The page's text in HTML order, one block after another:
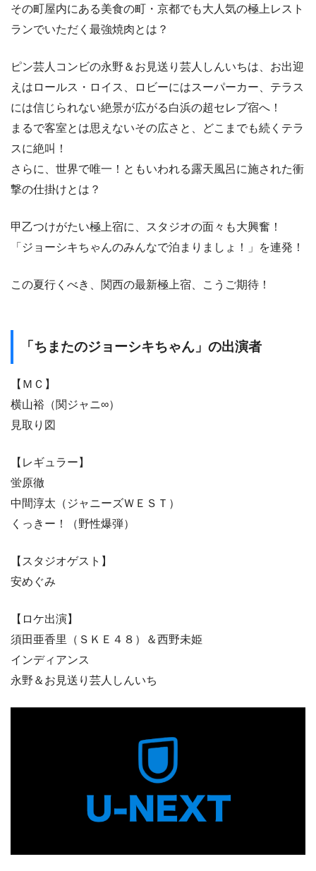
その町屋内にある美食の町・京都でも大人気の極上レスト
ランでいただく最強焼肉とは？
ピン芸人コンビの永野＆お見送り芸人しんいちは、お出迎
えはロールス・ロイス、ロビーにはスーパーカー、テラス
には信じられない絶景が広がる白浜の超セレブ宿へ！
まるで客室とは思えないその広さと、どこまでも続くテラ
スに絶叫！
さらに、世界で唯一！ともいわれる露天風呂に施された衝
撃の仕掛けとは？
甲乙つけがたい極上宿に、スタジオの面々も大興奮！
「ジョーシキちゃんのみんなで泊まりましょ！」を連発！
この夏行くべき、関西の最新極上宿、こうご期待！
「ちまたのジョーシキちゃん」の出演者
【ＭＣ】
横山裕（関ジャニ∞）
見取り図
【レギュラー】
蛍原徹
中間淳太（ジャニーズＷＥＳＴ）
くっきー！（野性爆弾）
【スタジオゲスト】
安めぐみ
【ロケ出演】
須田亜香里（ＳＫＥ４８）＆西野未姫
インディアンス
永野＆お見送り芸人しんいち